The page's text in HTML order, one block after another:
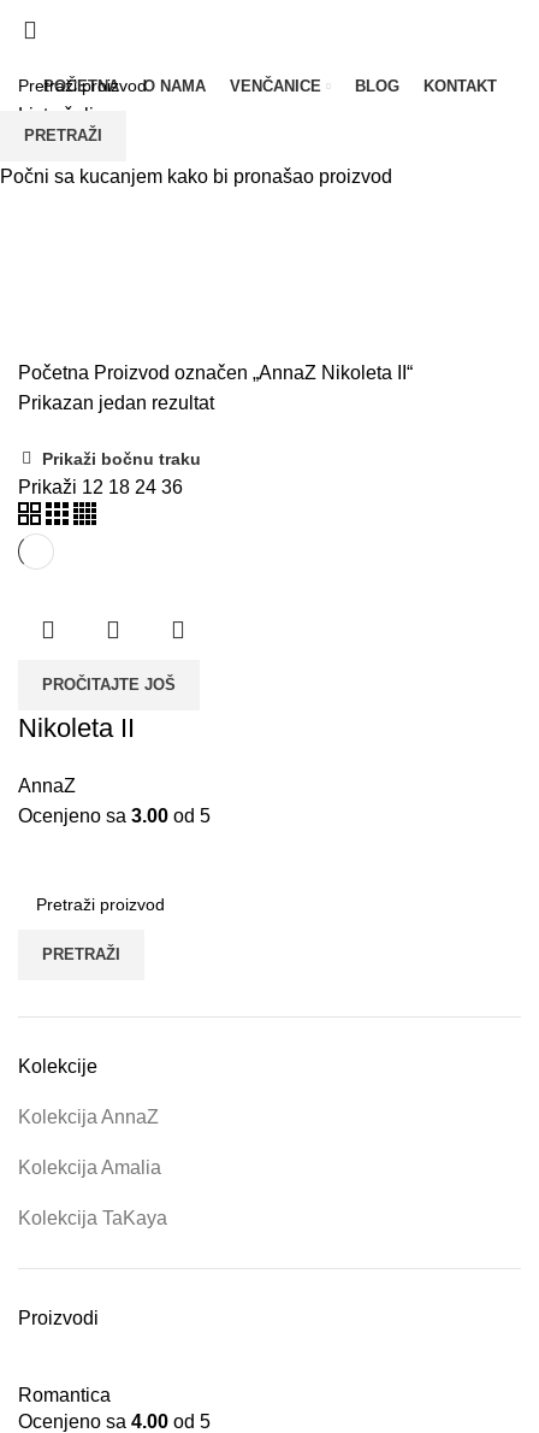
POČETNA O NAMA VENČANICE BLOG KONTAKT
Lista želja
Meni
PRETRAŽI
Kolekcije
Kolekcija AnnaZ
Kolekcija Amalia
Kolekcija TaKaya
Proizvodi
Romantica
Ocenjeno sa 4.00 od 5
Početna Proizvod označen „AnnaZ Nikoleta II“
Prikazan jedan rezultat
Prikaži bočnu traku
Prikaži 12 18 24 36
PROČITAJTE JOŠ
Nikoleta II
AnnaZ
Ocenjeno sa 3.00 od 5
PRETRAŽI
Počni sa kucanjem kako bi pronašao proizvod